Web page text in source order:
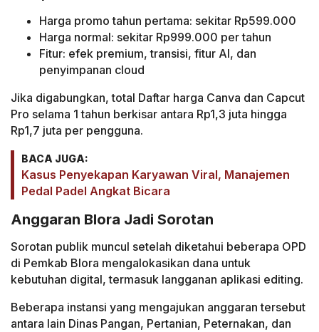
Harga promo tahun pertama: sekitar Rp599.000
Harga normal: sekitar Rp999.000 per tahun
Fitur: efek premium, transisi, fitur AI, dan
penyimpanan cloud
Jika digabungkan, total Daftar harga Canva dan Capcut
Pro selama 1 tahun berkisar antara Rp1,3 juta hingga
Rp1,7 juta per pengguna.
BACA JUGA:
Kasus Penyekapan Karyawan Viral, Manajemen
Pedal Padel Angkat Bicara
Anggaran Blora Jadi Sorotan
Sorotan publik muncul setelah diketahui beberapa OPD
di Pemkab Blora mengalokasikan dana untuk
kebutuhan digital, termasuk langganan aplikasi editing.
Beberapa instansi yang mengajukan anggaran tersebut
antara lain Dinas Pangan, Pertanian, Peternakan, dan